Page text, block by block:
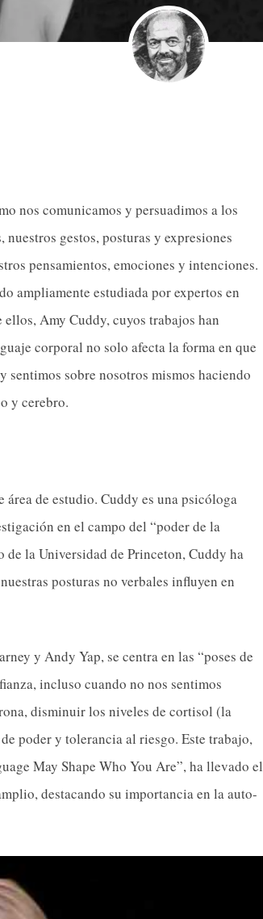
nos comunicamos y persuadimos a los
gestos, posturas y expresiones
pensamientos, emociones y intenciones.
ampliamente estudiada por expertos en
Amy Cuddy, cuyos trabajos han
corporal no solo afecta la forma en que
sentimos sobre nosotros mismos haciendo
y cerebro.
área de estudio. Cuddy es una psicóloga
en el campo del “poder de la
la Universidad de Princeton, Cuddy ha
posturas no verbales influyen en
y Andy Yap, se centra en las “poses de
incluso cuando no nos sentimos
disminuir los niveles de cortisol (la
poder y tolerancia al riesgo. Este trabajo,
May Shape Who You Are”, ha llevado el
destacando su importancia en la auto-